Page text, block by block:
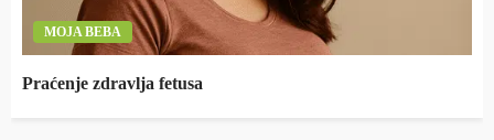
MOJA BEBA
Praćenje zdravlja fetusa